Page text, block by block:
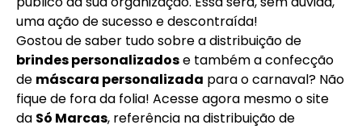
uma ação de sucesso e descontraída!
Gostou de saber tudo sobre a distribuição de
brindes personalizadose também a confecção
de máscara personalizada para o carnaval? Não
fique de fora da folia! Acesse agora mesmo o site
da Só Marcas, referência na distribuição de